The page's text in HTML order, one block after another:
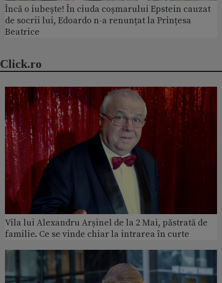
Încă o iubește! În ciuda coșmarului Epstein cauzat
de socrii lui, Edoardo n-a renunțat la Prințesa
Beatrice
Click.ro
Vila lui Alexandru Arșinel de la 2 Mai, păstrată de
familie. Ce se vinde chiar la intrarea în curte